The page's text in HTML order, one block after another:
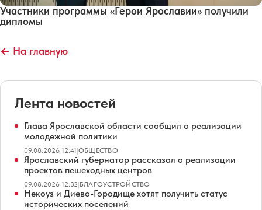
Участники программы «Герои Ярославии» получили
дипломы
← На главную
Лента новостей
Глава Ярославской области сообщил о реализации
молодежной политики
09.08.2026 12:41|ОБЩЕСТВО
Ярославский губернатор рассказал о реализации
проектов пешеходных центров
09.08.2026 12:32|БЛАГОУСТРОЙСТВО
Некоуз и Диево-Городище хотят получить статус
исторических поселений